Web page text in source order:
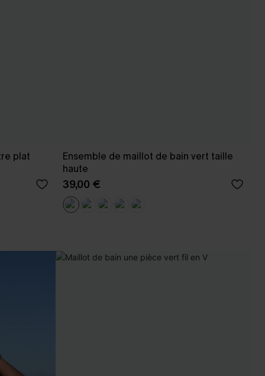
plat
Ensemble de maillot de bain vert taille
haute
39,00 €